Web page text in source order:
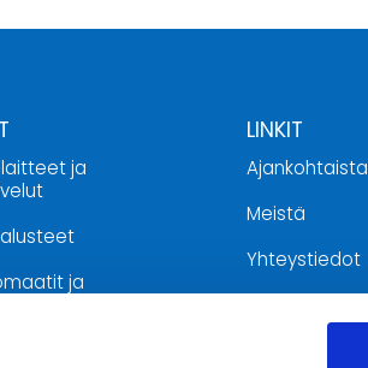
ja
ja
LINKIT
Ajankohtaista
Meistä
Yhteystiedot